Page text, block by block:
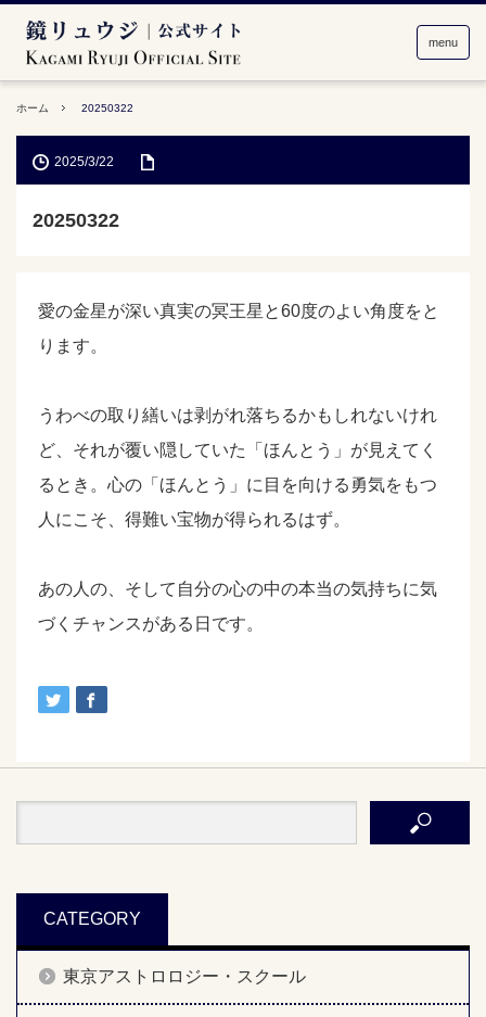
menu
ホーム 20250322
2025/3/22
20250322
愛の金星が深い真実の冥王星と60度のよい角度をと
ります。
うわべの取り繕いは剥がれ落ちるかもしれないけれ
ど、それが覆い隠していた「ほんとう」が見えてく
るとき。心の「ほんとう」に目を向ける勇気をもつ
人にこそ、得難い宝物が得られるはず。
あの人の、そして自分の心の中の本当の気持ちに気
づくチャンスがある日です。
CATEGORY
東京アストロロジー・スクール